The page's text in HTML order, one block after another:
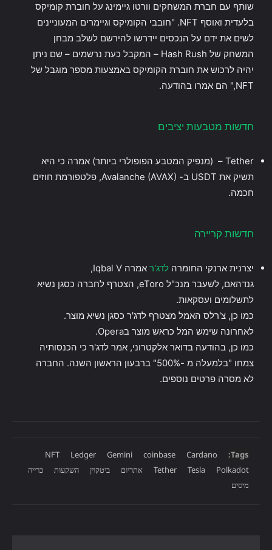
שותף עם חברת המשחקים וורטו גיימינג על חוברת קומיקס
בלעדית ואוסף NFT. "חובבי הקומיקס וגיימרים המעוניינים
לשים את ידם על הנכסים יידרשו להירשם לשלב מבחן
המשחק של Hash Rush – המקבל כעת נרשמים – שם ניתן
יהיה לרכוש את חוברת הקומיקס באמצעות מספר מוגבל של
NFT," הם אמרו בהודעה.
חדשות מטבעות יציבים
Tether – (מנפיק המטבע הפופולרי ביותר) אמרה כי היא
תשיק את USDT ב- Avalanche (AVAX), פלטפורמת חוזים
חכמה.
חדשות קריירה
יצרנית ארנקי החומרה לדג'ר אמרה Iqbal V,
גנדהאם, לשעבר מנכ"ל eToro, הצטרף לחברה כסגן נשיא
לתשלומים ועסקאות.
כמו כן, צ'רלס האמל מצטרף לדג'ר כסגן נשיא מוצר.
לאחרונה שימש המל כראש מוצר בOpera.
כמו כן, בהודעה בדואר אלקטרוני, אמר לדג'ר כי הכנסותיה
צמחו "בלמעלה מ -500%" ברבעון הראשון השנה. החברה
לא מסרה פרטים נוספים.
Tags:
Cardano
coinbase
Gemini
Ledger
NFT
Polkadot
Tesla
Tether אתריום ביטקוין השקעות
כרייה
מיסים